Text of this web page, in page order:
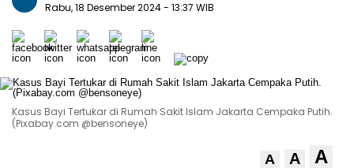
Rabu, 18 Desember 2024- 13:37 WIB
Kasus Bayi Tertukar di Rumah Sakit Islam Jakarta Cempaka Putih.
(Pixabay.com @bensoneye)
A A A